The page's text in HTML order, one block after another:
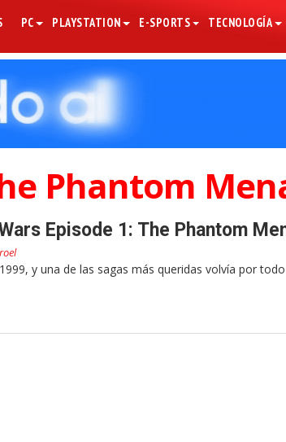
PC PLAYSTATION E-SPORTS TECNOLOGÍA
Phantom
Episode 1: The Phantom
y una de las sagas más queridas volvía por